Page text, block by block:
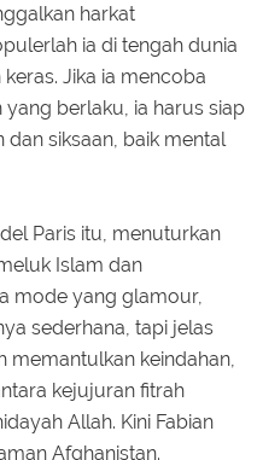
harkat
ia di tengah dunia
Jika ia mencoba
berlaku, ia harus siap
siksaan, baik mental
Paris itu, menuturkan
Islam dan
mode yang glamour,
sederhana, tapi jelas
memantulkan keindahan,
kejujuran fitrah
Allah. Kini Fabian
Afghanistan.